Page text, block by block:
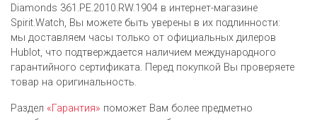
Diamonds 361.PE.2010.RW.1904 в интернет-магазине
Spirit.Watch, Вы можете быть уверены в их подлинности:
мы доставляем часы только от официальных дилеров
Hublot, что подтверждается наличием международного
гарантийного сертификата. Перед покупкой Вы проверяете
товар на оригинальность.
Раздел «Гарантия» поможет Вам более предметно